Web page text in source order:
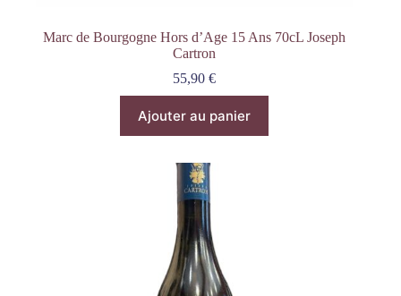
Marc de Bourgogne Hors d’Age 15 Ans 70cL Joseph
Cartron
55,90€
Ajouter au panier